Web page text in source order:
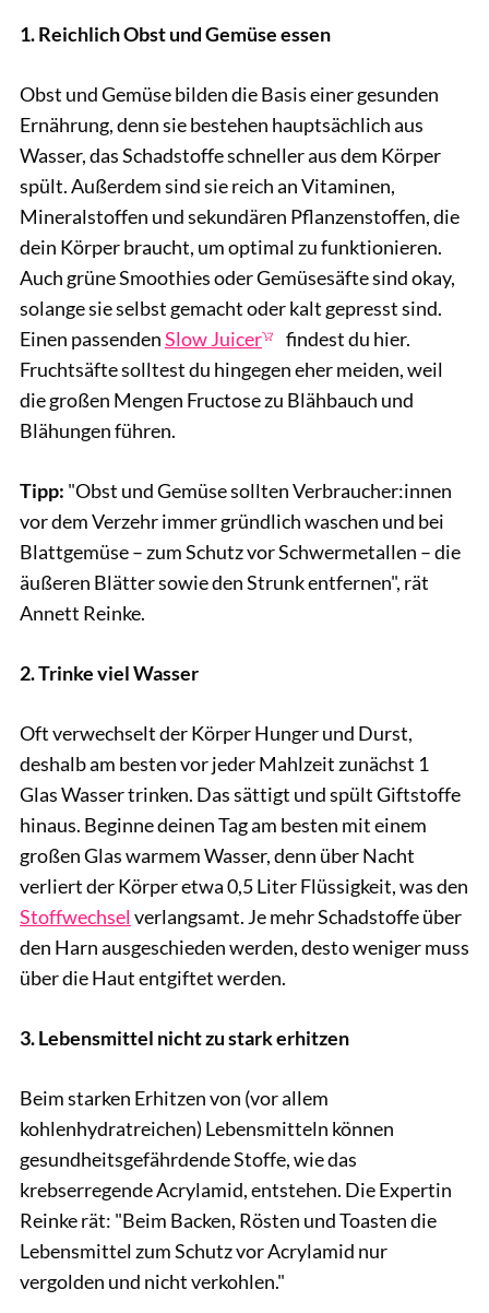
1. Reichlich Obst und Gemüse essen
Obst und Gemüse bilden die Basis einer gesunden
Ernährung, denn sie bestehen hauptsächlich aus
Wasser, das Schadstoffe schneller aus dem Körper
spült. Außerdem sind sie reich an Vitaminen,
Mineralstoffen und sekundären Pflanzenstoffen, die
dein Körper braucht, um optimal zu funktionieren.
Auch grüne Smoothies oder Gemüsesäfte sind okay,
solange sie selbst gemacht oder kalt gepresst sind.
Einen passendenSlow Juicer
findest du hier.
Fruchtsäfte solltest du hingegen eher meiden, weil
die großen Mengen Fructose zu Blähbauch und
Blähungen führen.
Tipp: "Obst und Gemüse sollten Verbraucher:innen
vor dem Verzehr immer gründlich waschen und bei
Blattgemüse – zum Schutz vor Schwermetallen – die
äußeren Blätter sowie den Strunk entfernen", rät
Annett Reinke.
2. Trinke viel Wasser
Oft verwechselt der Körper Hunger und Durst,
deshalb am besten vor jeder Mahlzeit zunächst 1
Glas Wasser trinken. Das sättigt und spült Giftstoffe
hinaus. Beginne deinen Tag am besten mit einem
großen Glas warmem Wasser, denn über Nacht
verliert der Körper etwa 0,5 Liter Flüssigkeit, was den
Stoffwechsel verlangsamt. Je mehr Schadstoffe über
den Harn ausgeschieden werden, desto weniger muss
über die Haut entgiftet werden.
3. Lebensmittel nicht zu stark erhitzen
Beim starken Erhitzen von (vor allem
kohlenhydratreichen) Lebensmitteln können
gesundheitsgefährdende Stoffe, wie das
krebserregende Acrylamid, entstehen. Die Expertin
Reinke rät: "Beim Backen, Rösten und Toasten die
Lebensmittel zum Schutz vor Acrylamid nur
vergolden und nicht verkohlen."